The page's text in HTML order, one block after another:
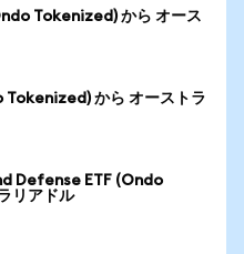
Tokenized) から オース
から オーストラ
Defense ETF (Ondo
リアドル